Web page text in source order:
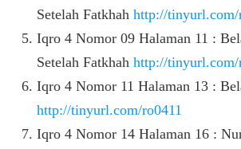
Setelah Fatkhah http://tinyurl.com/
Iqro 4 Nomor 09 Halaman 11 :
Setelah Fatkhah http://tinyurl.com/
Iqro 4 Nomor 11 Halaman 13 :
http://tinyurl.com/ro0411
Iqro 4 Nomor 14 Halaman 16 :